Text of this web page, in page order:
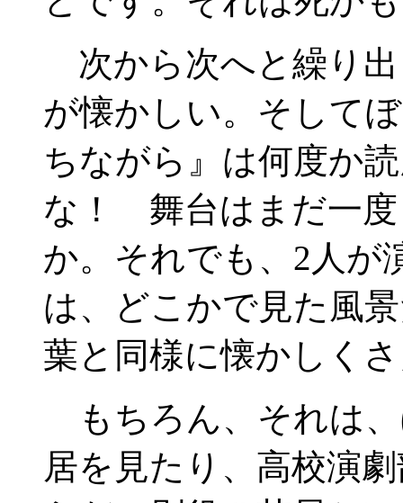
次から次へと繰り
が懐かしい。そして
ちながら』は何度か
な！ 舞台はまだ一度
か。それでも、2人が
は、どこかで見た風
葉と同様に懐かしく
もちろん、それは
居を見たり、高校演